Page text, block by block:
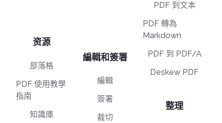
资源
部落格
PDF 使用教學
指南
知識庫
編輯和簽署
編輯
簽署
裁切
PDF 到文本
PDF 轉為
Markdown
PDF 到 PDF/A
Deskew PDF
整理